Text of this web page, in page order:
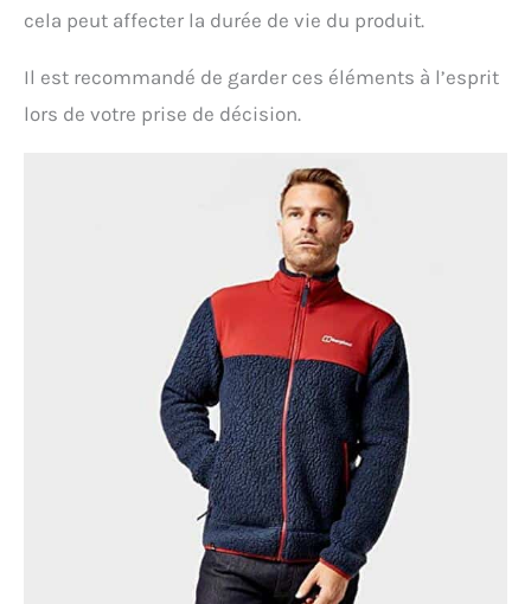
cela peut affecter la durée de vie du produit.
Il est recommandé de garder ces éléments à l’esprit
lors de votre prise de décision.